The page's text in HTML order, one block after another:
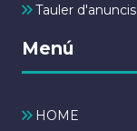
Tauler d'anuncis
Menú
HOME